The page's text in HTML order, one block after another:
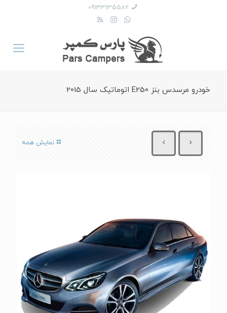
09133135582
خودرو مرسدس بنز E250 اتوماتیک سال 2015
نمایش همه